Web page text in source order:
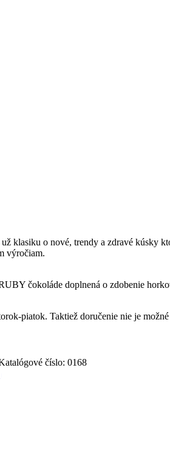
klasiku o nové, trendy a zdravé kúsky
výročiam.
čokoláde doplnená o zdobenie
piatok. Taktiež doručenie nie je
číslo: 0168